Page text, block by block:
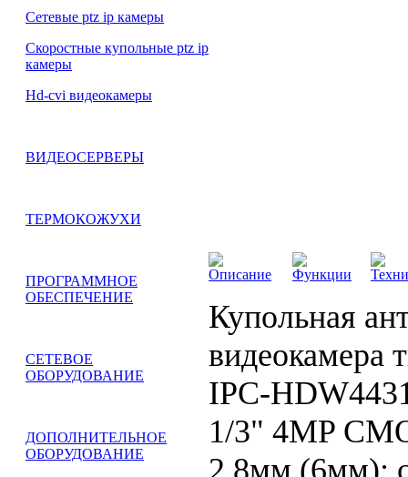
Сетевые ptz ip камеры
Скоростные купольные ptz ip
камеры
Hd-cvi видеокамеры
ВИДЕОСЕРВЕРЫ
ТЕРМОКОЖУХИ
ПРОГРАММНОЕ
ОБЕСПЕЧЕНИЕ
СЕТЕВОЕ
ОБОРУДОВАНИЕ
ДОПОЛНИТЕЛЬНОЕ
ОБОРУДОВАНИЕ
Описание Функции
Купольная
IPC-
1/3" 4MP
2.8мм (6мм);